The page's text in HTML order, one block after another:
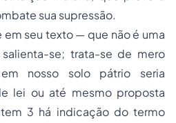
sua supressão.
em seu texto — que não é uma
se; trata-se de mero
nosso solo pátrio seria
lei ou até mesmo proposta
3 há indicação do termo